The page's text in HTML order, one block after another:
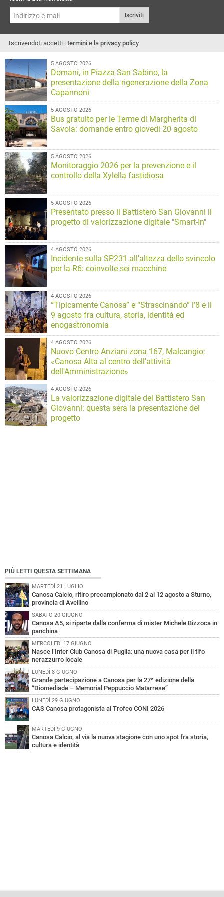
l’occasione per promuovere cultura,
storia e identità
Iscriviti
Iscrivendoti accetti i termini e la privacy policy
5 AGOSTO 2026
Domani, in Piazza San Sabino, la
presentazione della rigenerazione della Zona
Capannoni
5 AGOSTO 2026
Bus gratuito per le Terme di Margherita di
Savoia: domande entro giovedì 20 agosto
5 AGOSTO 2026
Monitoraggio 2026 per la prevenzione e il
controllo della Xylella fastidiosa
5 AGOSTO 2026
Presentato presso il Battistero San Giovanni il
progetto di valorizzazione digitale "Smart-In"
4 AGOSTO 2026
Incidente sulla SP231 all’altezza dello svincolo
per la R6: coinvolte sei macchine
4 AGOSTO 2026
“Tipicamente Canosa” e “Strascinando” l’8 e il
9 agosto fra cultura, storia, identità ed
enogastronomia
4 AGOSTO 2026
Nuovo Centro Anziani zona 167, Malcangio:
«Canosa Alta al centro dell'attività
dell'Amministrazione»
4 AGOSTO 2026
La valorizzazione digitale del Battistero San
Giovanni: questa sera la presentazione del
progetto
PIÙ LETTI QUESTA SETTIMANA
MARTEDÌ 21 LUGLIO
Canosa Calcio, ritiro precampionato dal 2 al 12 agosto a Sturno,
provincia di Avellino
SABATO 20 GIUGNO
Canosa A5, si riparte dalla conferma di mister Michele Bizzoca in
panchina
MERCOLEDÌ 17 GIUGNO
Nasce l’Inter Club Canosa di Puglia: una nuova casa per il tifo
nerazzurro locale
LUNEDÌ 8 GIUGNO
Grande partecipazione a Canosa per la 27^ edizione della
“Diomediade – Memorial Peppuccio Matarrese”
LUNEDÌ 29 GIUGNO
CAS Canosa protagonista al Trofeo CONI 2026
MARTEDÌ 9 GIUGNO
Canosa Calcio, al via la nuova stagione con uno spot fra storia,
cultura e identità